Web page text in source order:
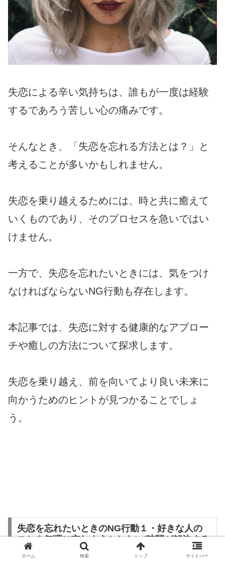
失恋による辛い気持ちは、誰もが一度は経験
するであろう苦しい心の痛みです。
そんなとき、「失恋を忘れる方法とは？」と
考えることが多いかもしれません。
失恋を乗り越えるためには、時と共に癒えて
いくものであり、そのプロセスを急いではい
けません。
一方で、失恋を忘れたいときには、気をつけ
なければならないNG行動も存在します。
本記事では、失恋に対する健康的なアプロー
チや癒しの方法について探求します。
失恋を乗り越え、前を向いてより良い未来に
向かうためのヒントが見つかることでしょ
う。
失恋を忘れたいときのNG行動１・好きな人の
ことを無理に忘れようとしない/時間が解決する
まで無理をしない
ホーム 検索 トップ サイドバー